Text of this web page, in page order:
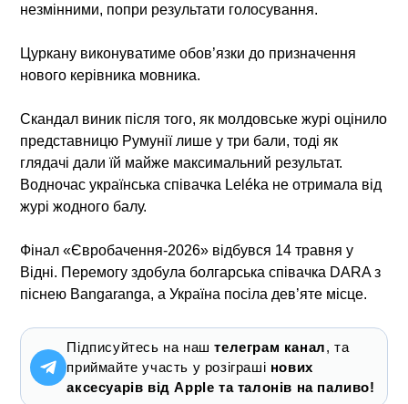
незмінними, попри результати голосування.
Цуркану виконуватиме обов’язки до призначення
нового керівника мовника.
Скандал виник після того, як молдовське журі оцінило
представницю Румунії лише у три бали, тоді як
глядачі дали їй майже максимальний результат.
Водночас українська співачка Leléka не отримала від
журі жодного балу.
Фінал «Євробачення-2026» відбувся 14 травня у
Відні. Перемогу здобула болгарська співачка DARA з
піснею Bangaranga, а Україна посіла дев’яте місце.
Підписуйтесь на наштелеграм канал, та
приймайте участь у розіграші нових
аксесуарів від Apple та талонів на паливо!